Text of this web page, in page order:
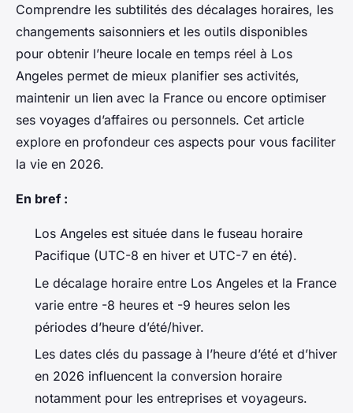
Comprendre les subtilités des décalages horaires, les
changements saisonniers et les outils disponibles
pour obtenir l’heure locale en temps réel à Los
Angeles permet de mieux planifier ses activités,
maintenir un lien avec la France ou encore optimiser
ses voyages d’affaires ou personnels. Cet article
explore en profondeur ces aspects pour vous faciliter
la vie en 2026.
En bref :
Los Angeles est située dans le fuseau horaire
Pacifique (UTC-8 en hiver et UTC-7 en été).
Le décalage horaire entre Los Angeles et la France
varie entre -8 heures et -9 heures selon les
périodes d’heure d’été/hiver.
Les dates clés du passage à l’heure d’été et d’hiver
en 2026 influencent la conversion horaire
notamment pour les entreprises et voyageurs.